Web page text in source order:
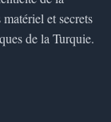
et secrets
de la Turquie.